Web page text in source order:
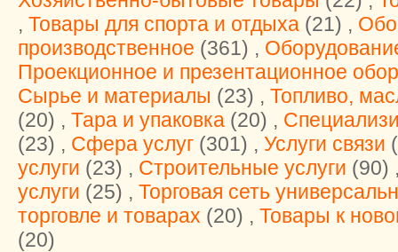
, Товары для спорта и отдыха (21) ,
производственное (361) ,
Проекционное и презентационное
Сырье и материалы (23) , Топливо,
(20) , Тара и упаковка (20) ,
(23) , Cфера услуг (301) , Услуги связи
услуги (23) , Строительные услуги (90)
услуги (25) , Торговая сеть
торговле и товарах (20) , Товары к
(20)